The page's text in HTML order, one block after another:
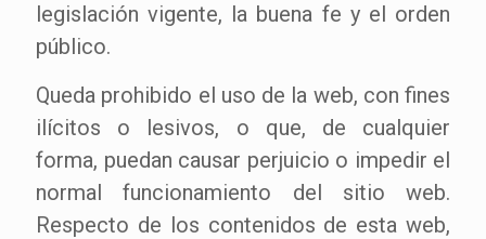
legislación vigente, la buena fe y el orden
público.
Queda prohibido el uso de la web, con fines
ilícitos o lesivos, o que, de cualquier
forma, puedan causar perjuicio o impedir el
normal funcionamiento del sitio web.
Respecto de los contenidos de esta web,